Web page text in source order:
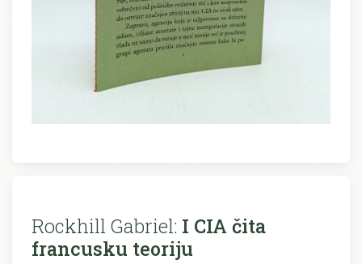
Rockhill Gabriel: I CIA čita
francusku teoriju